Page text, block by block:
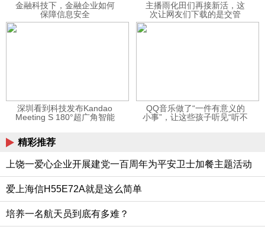
金融科技下，金融企业如何
保障信息安全
主播雨化田们再接新活，这
次让网友们下载的是交管
12123APP
深圳看到科技发布Kandao
Meeting S 180°超广角智能
QQ音乐做了“一件有意义的
小事”，让这些孩子听见“听不
精彩推荐
上饶一爱心企业开展建党一百周年为平安卫士加餐主题活动
爱上海信H55E72A就是这么简单
培养一名航天员到底有多难？